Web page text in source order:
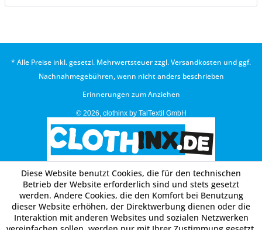
* Alle Preise inkl. gesetzl. Mehrwertsteuer zzgl.Versandkosten und ggf.
Nachnahmegebühren, wenn nicht anders beschrieben
Erinnerungen zum Anziehen
© 2026, clothinx by TalTextil GmbH
Diese Website benutzt Cookies, die für den technischen
Betrieb der Website erforderlich sind und stets gesetzt
werden. Andere Cookies, die den Komfort bei Benutzung
dieser Website erhöhen, der Direktwerbung dienen oder die
Interaktion mit anderen Websites und sozialen Netzwerken